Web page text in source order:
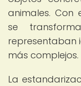
animales. Con
se
representaban
más complejos.
La